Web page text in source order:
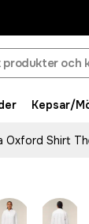
Kepsar/
Oxford Shirt